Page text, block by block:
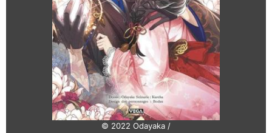
© 2022 Odayaka /